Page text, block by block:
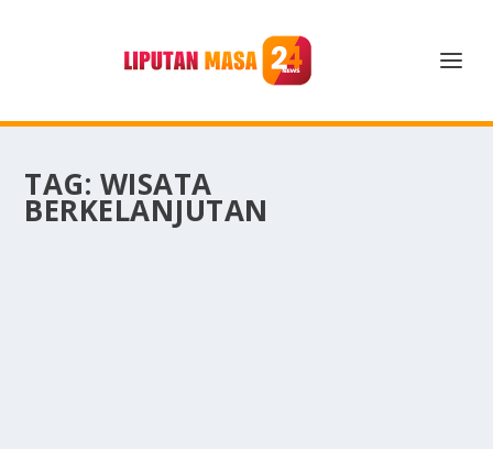
TAG: WISATA
BERKELANJUTAN